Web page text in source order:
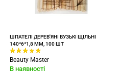
ШПАТЕЛІ ДЕРЕВ'ЯНІ ВУЗЬКІ ЩІЛЬНІ
140*6*1,8 ММ, 100 ШТ
Beauty Master
В наявності